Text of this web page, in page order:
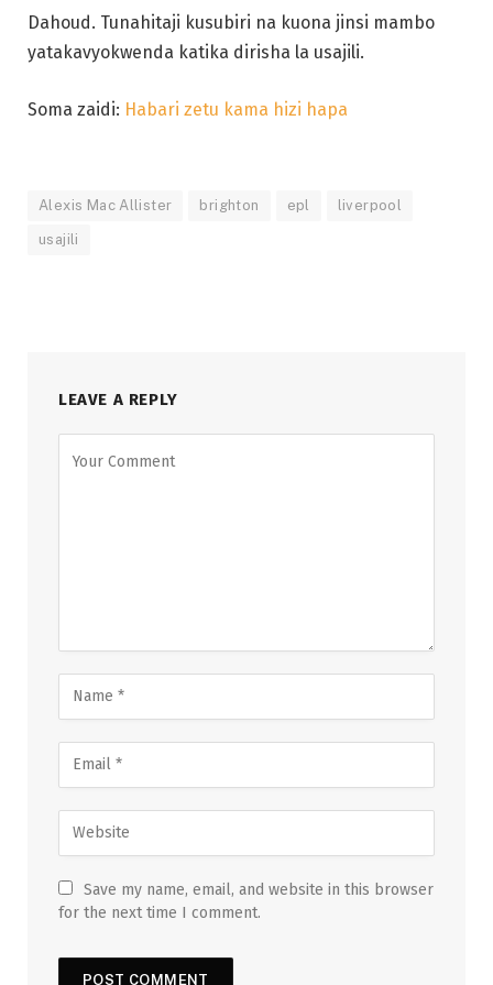
Dahoud. Tunahitaji kusubiri na kuona jinsi mambo
yatakavyokwenda katika dirisha la usajili.
Soma zaidi: Habari zetu kama hizi hapa
Alexis Mac Allister brighton epl liverpool
usajili
LEAVE A REPLY
Save my name, email, and website in this browser
for the next time I comment.